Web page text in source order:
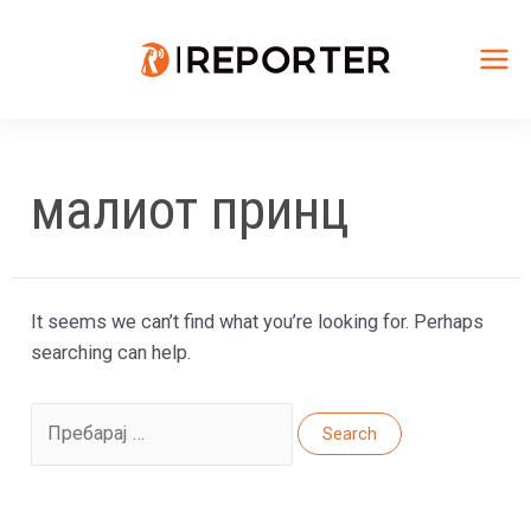
малиот принц
It seems we can’t find what you’re looking for. Perhaps
searching can help.